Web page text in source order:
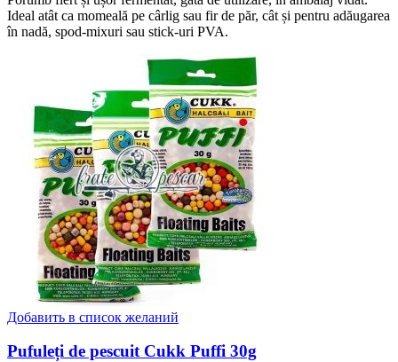
Ideal atât ca momeală pe cârlig sau fir de păr, cât și pentru adăugarea
în nadă, spod-mixuri sau stick-uri PVA.
Добавить в список желаний
Pufuleți de pescuit Cukk Puffi 30g